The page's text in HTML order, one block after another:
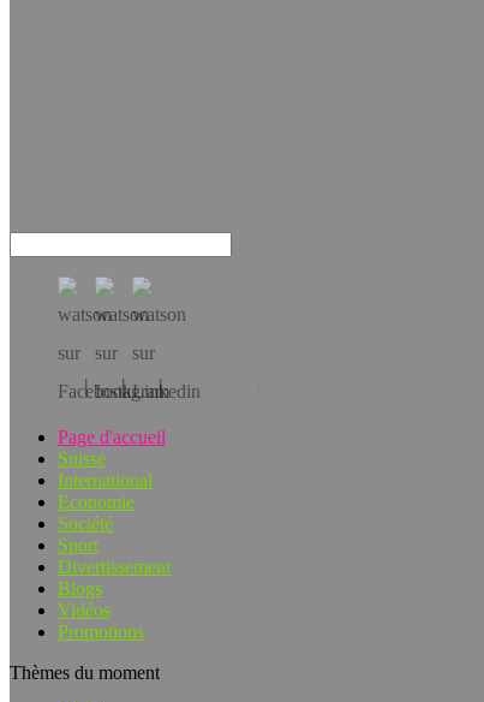
Téléchargez l’app!
Page d'accueil
Suisse
International
Economie
Société
Sport
Divertissement
Blogs
Vidéos
Promotions
Thèmes du moment